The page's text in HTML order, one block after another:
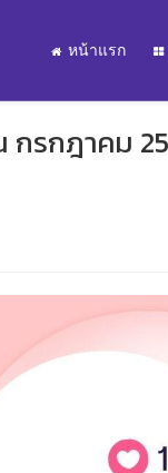
หน้าแรก
กรกฎาคม